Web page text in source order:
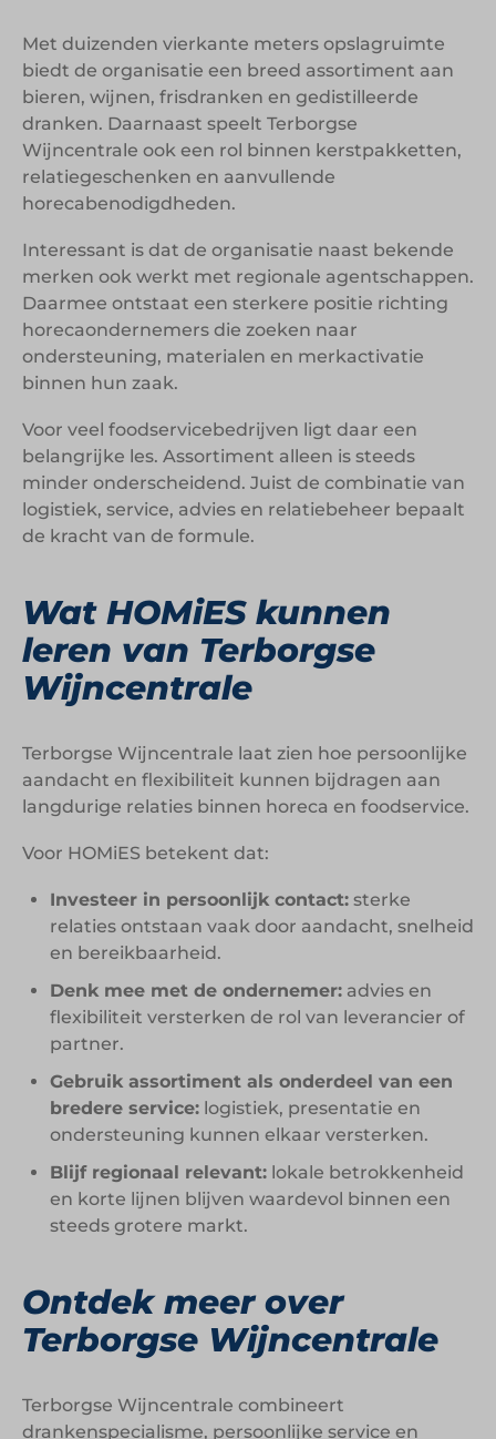
Met duizenden vierkante meters opslagruimte
biedt de organisatie een breed assortiment aan
bieren, wijnen, frisdranken en gedistilleerde
dranken. Daarnaast speelt Terborgse
Wijncentrale ook een rol binnen kerstpakketten,
relatiegeschenken en aanvullende
horecabenodigdheden.
Interessant is dat de organisatie naast bekende
merken ook werkt met regionale agentschappen.
Daarmee ontstaat een sterkere positie richting
horecaondernemers die zoeken naar
ondersteuning, materialen en merkactivatie
binnen hun zaak.
Voor veel foodservicebedrijven ligt daar een
belangrijke les. Assortiment alleen is steeds
minder onderscheidend. Juist de combinatie van
logistiek, service, advies en relatiebeheer bepaalt
de kracht van de formule.
Wat HOMiES kunnen
leren van Terborgse
Wijncentrale
Terborgse Wijncentrale laat zien hoe persoonlijke
aandacht en flexibiliteit kunnen bijdragen aan
langdurige relaties binnen horeca en foodservice.
Voor HOMiES betekent dat:
Investeer in persoonlijk contact: sterke
relaties ontstaan vaak door aandacht, snelheid
en bereikbaarheid.
Denk mee met de ondernemer: advies en
flexibiliteit versterken de rol van leverancier of
partner.
Gebruik assortiment als onderdeel van een
bredere service: logistiek, presentatie en
ondersteuning kunnen elkaar versterken.
Blijf regionaal relevant: lokale betrokkenheid
en korte lijnen blijven waardevol binnen een
steeds grotere markt.
Ontdek meer over
Terborgse Wijncentrale
Terborgse Wijncentrale combineert
drankenspecialisme, persoonlijke service en